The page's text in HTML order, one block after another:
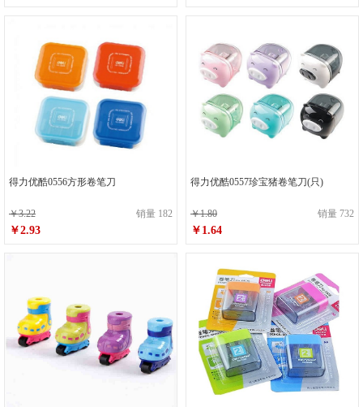
得力优酷0556方形卷笔刀
￥3.22 销量 182
￥2.93
得力优酷0557珍宝猪卷笔刀(只)
￥1.80 销量 732
￥1.64